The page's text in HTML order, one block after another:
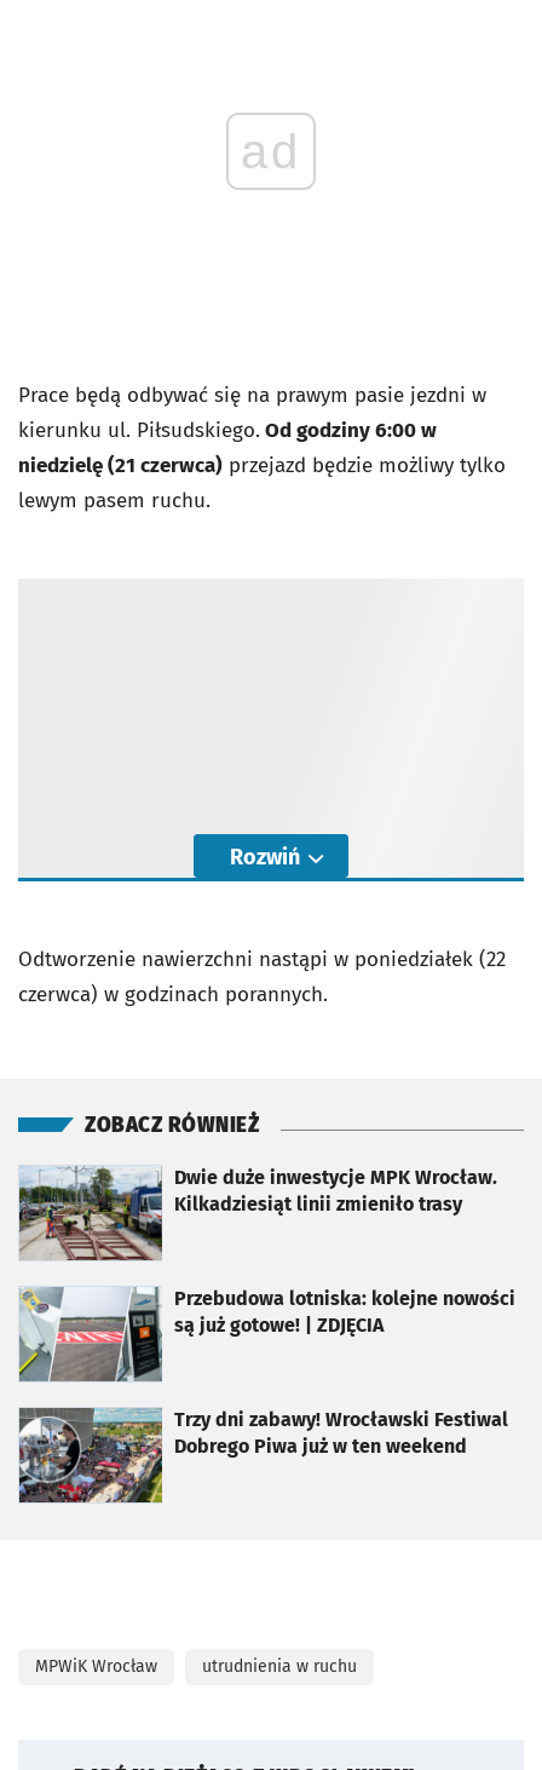
ad
Prace będą odbywać się na prawym pasie jezdni w
kierunku ul. Piłsudskiego. Od godziny 6:00 w
niedzielę (21 czerwca) przejazd będzie możliwy tylko
lewym pasem ruchu.
Rozwiń
Odtworzenie nawierzchni nastąpi w poniedziałek (22
czerwca) w godzinach porannych.
ZOBACZ RÓWNIEŻ
Dwie duże inwestycje MPK Wrocław.
Kilkadziesiąt linii zmieniło trasy
otworzy się w nowej karcie
Przebudowa lotniska: kolejne nowości
są już gotowe! | ZDJĘCIA
otworzy się w nowej karcie
Trzy dni zabawy! Wrocławski Festiwal
Dobrego Piwa już w ten weekend
otworzy się w nowej karcie
MPWiK Wrocław utrudnienia w ruchu